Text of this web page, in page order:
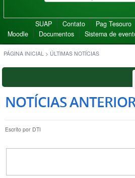
SUAP Contato Pag Tesouro
Moodle
Documentos Sistema de
PÁGINA INICIAL > ÚLTIMAS NOTÍCIAS
NOTÍCIAS
Escrito por DTI